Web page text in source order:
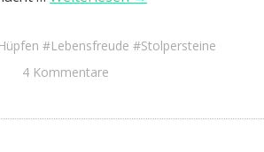
Lebensfreude
Stolpersteine
4 Kommentare